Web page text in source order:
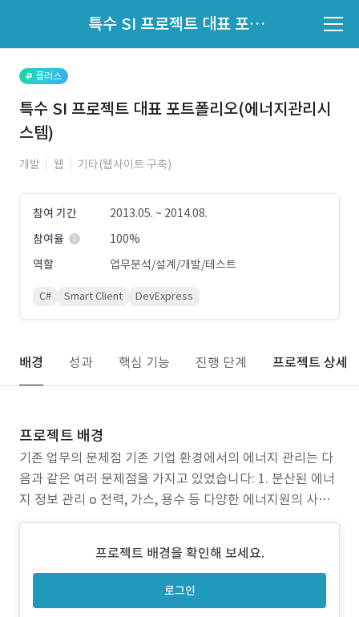
특수 SI 프로젝트 대표 포트폴리오(에너지관리시스템)
지원자 목록 바로가기
플러스
특수 SI 프로젝트 대표 포트폴리오(에너지관리시
스템)
개발 웹 기타(웹사이트 구축)
참여 기간
2013.05. ~ 2014.08.
참여율
100%
역할
업무분석/설계/개발/테스트
C# Smart Client DevExpress
배경 성과 핵심 기능 진행 단계 프로젝트 상세
프로젝트 배경
기존 업무의 문제점 기존 기업 환경에서의 에너지 관리는 다
음과 같은 여러 문제점을 가지고 있었습니다: 1. 분산된 에너
지 정보 관리 o 전력, 가스, 용수 등 다양한 에너지원의 사용
정보가 개별적으로 관리되어 통합적 분석이 어려웠습니다. o
에너지 현황 파악이 불가능했습니다. 2. 수동적인 데이터 수
프로젝트 배경을 확인해 보세요.
로그인